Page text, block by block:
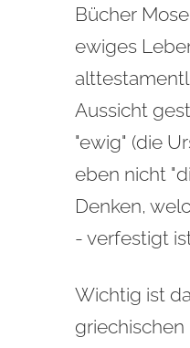
Bücher
ewiges
Aussicht
"ewig" (die
eben nicht
Denken,
- verfestigt
Wichtig ist